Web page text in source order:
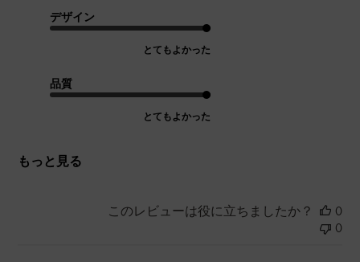
デザイン
とてもよかった
品質
とてもよかった
もっと見る
このレビューは役に立ちましたか？
0
0